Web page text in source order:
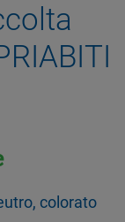
colorato